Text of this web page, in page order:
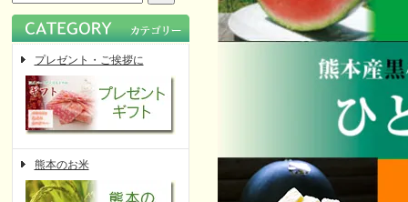
プレゼント・ご挨拶に
熊本のお米